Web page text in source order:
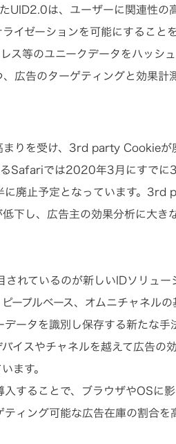
UID2.0は、ユーザーに関連性の
イゼーションを可能にすること
ス等のユニークデータをハッシ
広告のターゲティングと効果計
りを受け、3rd party Cookieが
るSafariでは2020年3月にすで
廃止予定となっています。3rd
下し、広告主の効果分析に大き
れているのが新しいIDソリュー
ープルベース、オムニチャネル
ータを識別し保存する新たな手
イスやチャネルを越えて広告の
ます。
することで、ブラウザやOSに
ィング可能な広告在庫の割合を